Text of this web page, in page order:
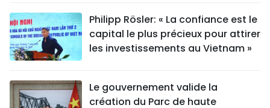
Philipp Rösler: « La confiance est le
capital le plus précieux pour attirer
les investissements au Vietnam »
Le gouvernement valide la
création du Parc de haute